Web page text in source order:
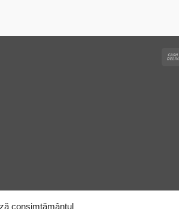
consimțământul